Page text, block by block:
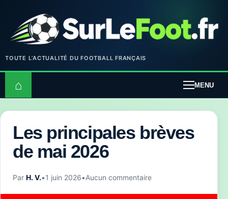
TOUTE L’ACTUALITÉ DU FOOTBALL FRANÇAIS
⌂ MENU
Les principales brèves
de mai 2026
Par H. V.•1 juin 2026•Aucun commentaire